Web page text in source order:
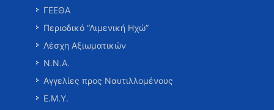
ΓΕΕΘΑ
Περιοδικό “Λιμενική Ηχώ”
Λέσχη Αξιωματικών
Ν.Ν.Α.
Αγγελίες προς Ναυτιλλομένους
Ε.Μ.Υ.